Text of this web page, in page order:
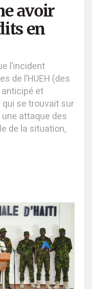
avoir
en
l’incident
de l’HUEH (des
et
se trouvait sur
une attaque des
de la situation,